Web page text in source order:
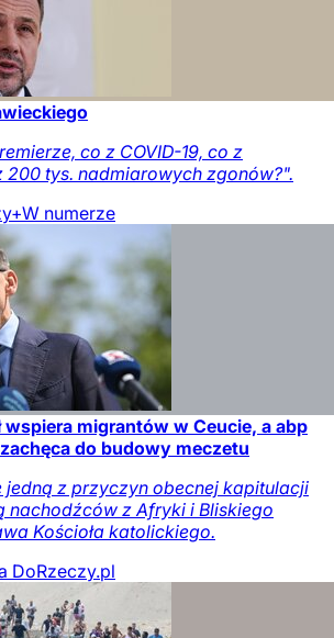
co z COVID-19, co z
200 tys. nadmiarowych zgonów?".
W numerze
wspiera migrantów w Ceucie, a abp
do budowy meczetu
jedną z przyczyn obecnej kapitulacji
nachodźców z Afryki i Bliskiego
Kościoła katolickiego.
DoRzeczy.pl